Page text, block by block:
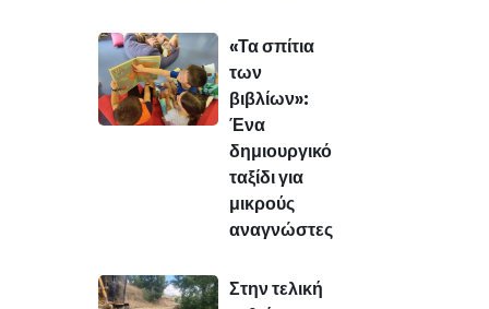
«Τα σπίτια
των
βιβλίων»:
Ένα
δημιουργικό
ταξίδι για
μικρούς
αναγνώστες
Στην τελική